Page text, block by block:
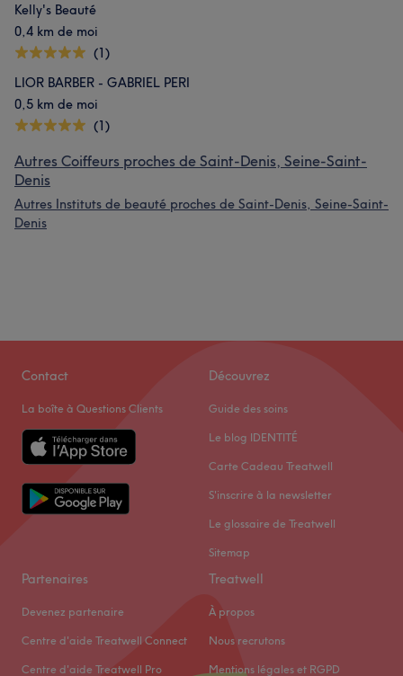
Kelly's Beauté
0,4 km de moi
(1)
LIOR BARBER - GABRIEL PERI
0,5 km de moi
(1)
Autres Coiffeurs proches de Saint-Denis, Seine-Saint-
Denis
Autres Instituts de beauté proches de Saint-Denis, Seine-Saint-
Denis
Contact
La boîte à Questions Clients
Découvrez
Guide des soins
Le blog IDENTITÉ
Carte Cadeau Treatwell
S'inscrire à la newsletter
Le glossaire de Treatwell
Sitemap
Partenaires
Devenez partenaire
Centre d'aide Treatwell Connect
Centre d'aide Treatwell Pro
Treatwell
À propos
Nous recrutons
Mentions légales et RGPD